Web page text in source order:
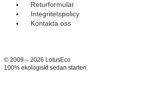
Returformulär
Integritetspolicy
Kontakta oss
© 2009 – 2026 LotusEco
100% ekologiskt sedan starten.